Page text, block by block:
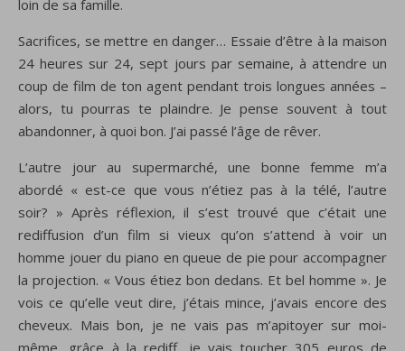
loin de sa famille.
Sacrifices, se mettre en danger… Essaie d’être à la maison
24 heures sur 24, sept jours par semaine, à attendre un
coup de film de ton agent pendant trois longues années –
alors, tu pourras te plaindre. Je pense souvent à tout
abandonner, à quoi bon. J’ai passé l’âge de rêver.
L’autre jour au supermarché, une bonne femme m’a
abordé « est-ce que vous n’étiez pas à la télé, l’autre
soir? » Après réflexion, il s’est trouvé que c’était une
rediffusion d’un film si vieux qu’on s’attend à voir un
homme jouer du piano en queue de pie pour accompagner
la projection. « Vous étiez bon dedans. Et bel homme ». Je
vois ce qu’elle veut dire, j’étais mince, j’avais encore des
cheveux. Mais bon, je ne vais pas m’apitoyer sur moi-
même, grâce à la rediff, je vais toucher 305 euros de